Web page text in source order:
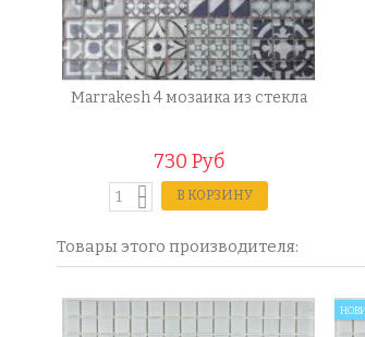
Marrakesh 4 мозаика из стекла
730 Руб
В КОРЗИНУ
Товары этого производителя: